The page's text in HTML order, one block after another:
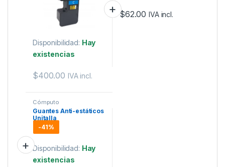
Disponibilidad: Hay
existencias
$400.00 IVA incl.
$62.00 IVA incl.
Cómputo
Guantes Anti-estáticos
Unitalla
-41%
Disponibilidad: Hay
existencias